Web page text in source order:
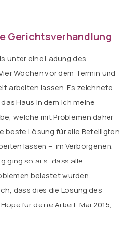
Gerichtsverhandlung
unter eine Ladung des
Wochen vor dem Termin und
arbeiten lassen. Es zeichnete
Haus in dem ich meine
welche mit Problemen daher
beste Lösung für alle Beteiligten
lassen – im Verborgenen.
ging so aus, dass alle
belastet wurden.
dass dies die Lösung des
für deine Arbeit. Mai 2015,